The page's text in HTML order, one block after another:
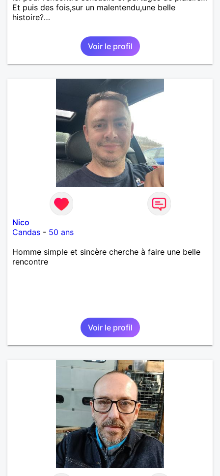
Et puis des fois,sur un malentendu,une belle
histoire?…
Voir le profil
Nico
Candas - 50 ans
Homme simple et sincère cherche à faire une belle
rencontre
Voir le profil